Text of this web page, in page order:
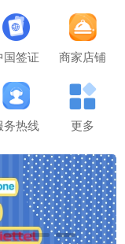
国签证 商家店铺
务热线 更多